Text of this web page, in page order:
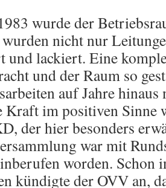
wurde der
nicht nur
und lackiert. Eine
und der Raum so
auf Jahre
Kraft im positiven Sinne
der hier besonders
war mit
worden. Schon
kündigte der OVV an,